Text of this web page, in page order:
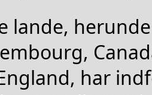
lande,
har